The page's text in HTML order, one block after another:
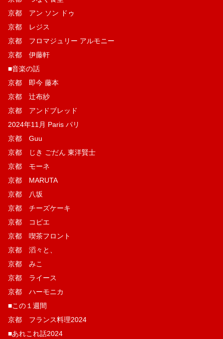
京都 アン ソン ドゥ
京都 レジス
京都 フロマジュリー アルモニー
京都 伊藤軒
■音楽の話
京都 即今 藤本
京都 辻布紗
京都 アンドブレッド
2024年11月 Paris パリ
京都 Guu
京都 じき ごだん 東洋賢士
京都 モーネ
京都 MARUTA
京都 八坂
京都 チーズケーキ
京都 コピエ
京都 喫茶フロント
京都 滔々と、
京都 みこ
京都 ライース
京都 ハーモニカ
■この１週間
京都 フランス料理2024
■あれこれ話2024